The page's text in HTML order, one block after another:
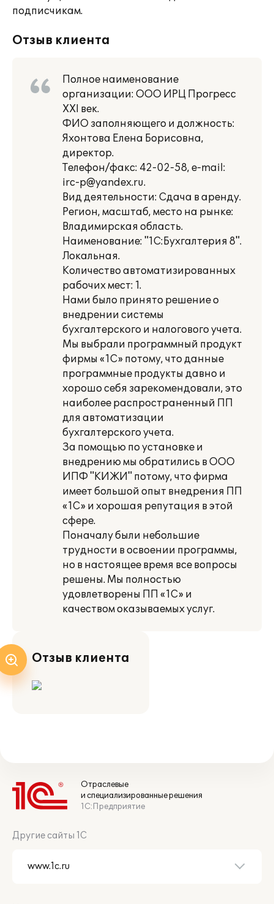
подписчикам.
Отзыв клиента
Полное наименование
организации: ООО ИРЦ Прогресс
XXI век.
ФИО заполняющего и должность:
Яхонтова Елена Борисовна,
директор.
Телефон/факс: 42-02-58, e-mail:
irc-p@yandex.ru.
Вид деятельности: Сдача в аренду.
Регион, масштаб, место на рынке:
Владимирская область.
Наименование: "1С:Бухгалтерия 8".
Локальная.
Количество автоматизированных
рабочих мест: 1.
Нами было принято решение о
внедрении системы
бухгалтерского и налогового учета.
Мы выбрали программный продукт
фирмы «1С» потому, что данные
программные продукты давно и
хорошо себя зарекомендовали, это
наиболее распространенный ПП
для автоматизации
бухгалтерского учета.
За помощью по установке и
внедрению мы обратились в ООО
ИПФ "КИЖИ" потому, что фирма
имеет большой опыт внедрения ПП
«1С» и хорошая репутация в этой
сфере.
Поначалу были небольшие
трудности в освоении программы,
но в настоящее время все вопросы
решены. Мы полностью
удовлетворены ПП «1С» и
качеством оказываемых услуг.
Отзыв клиента
Отраслевые
и специализированные решения
1С:Предприятие
Другие сайты 1С